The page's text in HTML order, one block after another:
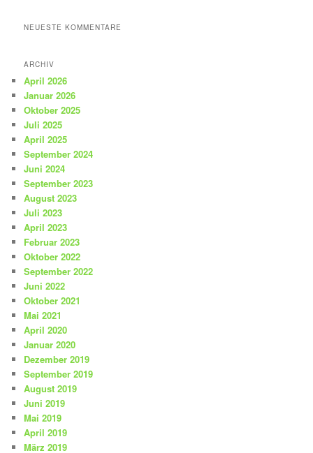
NEUESTE KOMMENTARE
ARCHIV
April 2026
Januar 2026
Oktober 2025
Juli 2025
April 2025
September 2024
Juni 2024
September 2023
August 2023
Juli 2023
April 2023
Februar 2023
Oktober 2022
September 2022
Juni 2022
Oktober 2021
Mai 2021
April 2020
Januar 2020
Dezember 2019
September 2019
August 2019
Juni 2019
Mai 2019
April 2019
März 2019